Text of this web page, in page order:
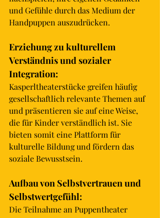
und Gefühle durch das Medium der
Handpuppen auszudrücken.
Erziehung zu kulturellem
Verständnis und sozialer
Integration:
Kasperltheaterstücke greifen häufig
gesellschaftlich relevante Themen auf
und präsentieren sie auf eine Weise,
die für Kinder verständlich ist. Sie
bieten somit eine Plattform für
kulturelle Bildung und fördern das
soziale Bewusstsein.
Aufbau von Selbstvertrauen und
Selbstwertgefühl:
Die Teilnahme an Puppentheater